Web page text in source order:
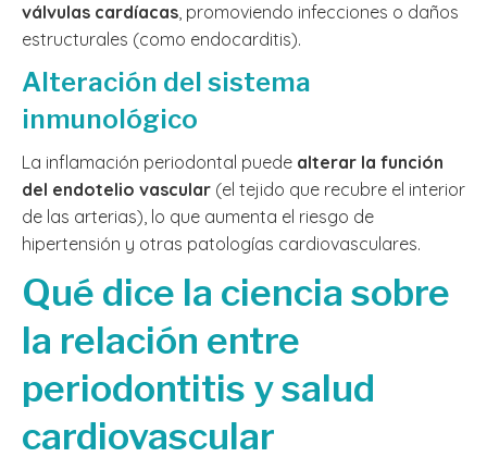
válvulas cardíacas, promoviendo infecciones o daños
estructurales (como endocarditis).
Alteración del sistema
inmunológico
La inflamación periodontal puede alterar la función
del endotelio vascular (el tejido que recubre el interior
de las arterias), lo que aumenta el riesgo de
hipertensión y otras patologías cardiovasculares.
Qué dice la ciencia sobre
la relación entre
periodontitis y salud
cardiovascular